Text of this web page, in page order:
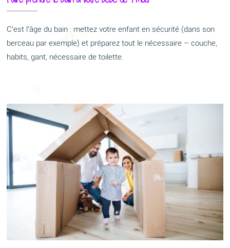
C’est l’âge du bain : mettez votre enfant en sécurité (dans son
berceau par exemple) et préparez tout le nécessaire – couche,
habits, gant, nécessaire de toilette.